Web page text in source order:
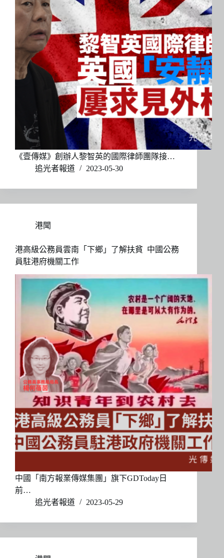
《壹傳媒》創辦人黎智英的國際律師團隊接…
追光者報道
2023-05-30
港聞
港高級公務員雲南「下鄉」了解扶貧 中國公務
員駐港府機關工作
中國「南方報業傳媒集團」旗下GDToday日
前…
追光者報道
2023-05-29